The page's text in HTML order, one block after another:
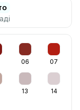
06 07
13 14